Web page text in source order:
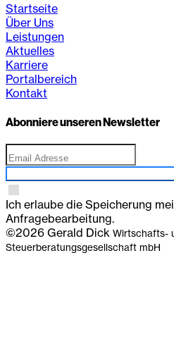
Startseite
Über Uns
Leistungen
Aktuelles
Karriere
Portalbereich
Kontakt
Abonniere unseren Newsletter
Ich erlaube die Speicherung
Anfragebearbeitung.
©2026 Gerald Dick Wirtschafts-
Steuerberatungsgesellschaft mbH